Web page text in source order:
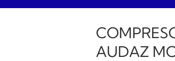
AUDAZ